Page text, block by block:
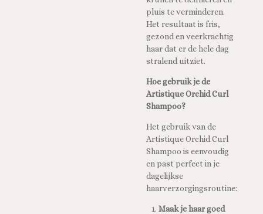
pluis te verminderen.
Het resultaat is fris,
gezond en veerkrachtig
haar dat er de hele dag
stralend uitziet.
Hoe gebruik je de
Artistique Orchid Curl
Shampoo?
Het gebruik van de
Artistique Orchid Curl
Shampoo is eenvoudig
en past perfect in je
dagelijkse
haarverzorgingsroutine:
Maak je haar goed